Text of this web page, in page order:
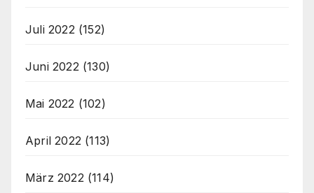
Juli 2022 (152)
Juni 2022 (130)
Mai 2022 (102)
April 2022 (113)
März 2022 (114)